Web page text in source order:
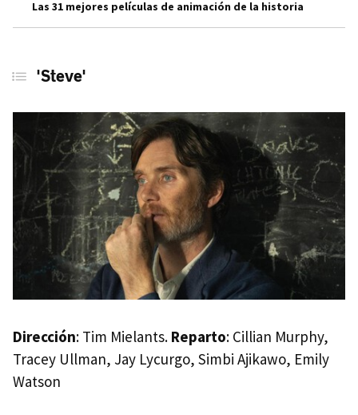
Las 31 mejores películas de animación de la historia
'Steve'
Dirección: Tim Mielants. Reparto: Cillian Murphy,
Tracey Ullman, Jay Lycurgo, Simbi Ajikawo, Emily
Watson